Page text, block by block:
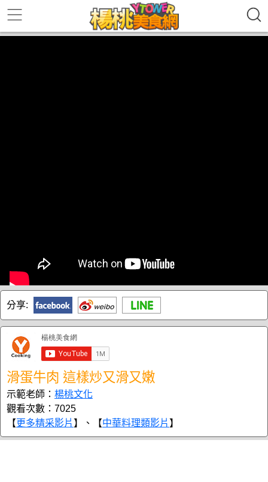
分享:
滑蛋牛肉 這樣炒又滑又嫩
示範老師： 楊桃文化
觀看次數：7025
【更多精采影片 】、【中華料理類影片 】